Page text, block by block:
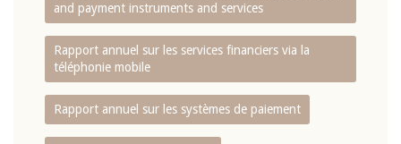
and payment instruments and services
Rapport annuel sur les services financiers via la
téléphonie mobile
Rapport annuel sur les systèmes de paiement